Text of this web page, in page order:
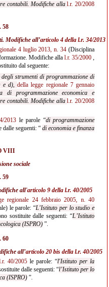
contabili. Modifiche allal.r. 20/2008
58
Modifiche all’articolo 4 della l.r. 34/2013
4 luglio 2013, n. 34 (Disciplina
Modifiche alla l.r. 35/2000 ,
dal seguente:
strumenti di programmazione di
e d),della legge regionale 7 gennaio
di programmazione economica e
contabili. Modifiche allal.r. 20/2008
2013 le parole “di programmazione
dalle seguenti: “ di economia e finanza
VIII
sociale
59
all'articolo 9 della l.r. 40/2005
regionale 24 febbraio 2005, n. 40
le parole: “L'Istituto per lo studio e
sostituite dalle seguenti: “L’Istituto
(ISPRO) ”.
60
all’articolo 20 bis della l.r. 40/2005
40/2005 le parole: “l'Istituto per la
dalle seguenti: “l’Istituto per lo
(ISPRO) ”.